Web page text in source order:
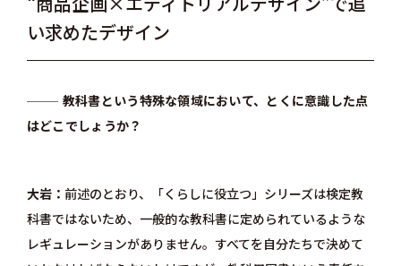
い求めたデザイン
教科書という特殊な領域において、とくに意識した点
はどこでしょうか？
大岩
前述のとおり、「くらしに役立つ」シリーズは検定教
科書ではないため、一般的な教科書に定められているような
レギュレーションがありません。すべてを自分たちで決めて